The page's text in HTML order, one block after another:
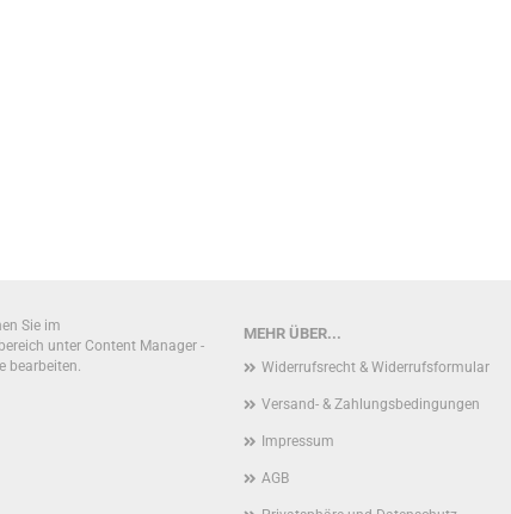
MEHR ÜBER...
Widerrufsrecht & Widerrufsformular
Versand- & Zahlungsbedingungen
Impressum
AGB
Sie im
unter Content Manager -
bearbeiten.